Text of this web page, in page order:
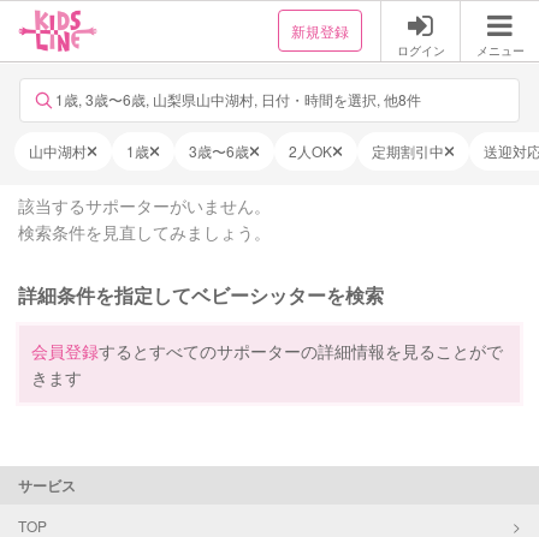
新規登録
ログイン メニュー
1歳, 3歳〜6歳, 山梨県山中湖村, 日付・時間を選択, 他8件
山中湖村 1歳 3歳〜6歳 2人OK 定期割引中 送迎対
該当するサポーターがいません。
検索条件を見直してみましょう。
詳細条件を指定してベビーシッターを検索
会員登録するとすべてのサポーターの詳細情報を見ることがで
きます
サービス
TOP